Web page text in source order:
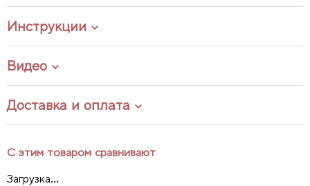
Инструкции
Видео
Доставка и оплата
С этим товаром сравнивают
Загрузка...